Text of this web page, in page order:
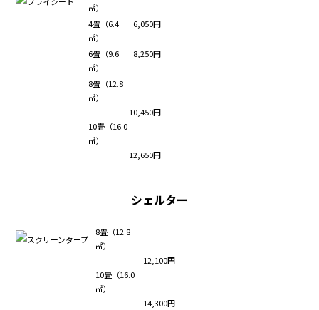
㎡）
4畳（6.4
㎡）
6,050円
6畳（9.6
㎡）
8,250円
8畳（12.8
㎡）
10,450円
10畳（16.0
㎡）
12,650円
シェルター
8畳（12.8
㎡）
12,100円
10畳（16.0
㎡）
14,300円